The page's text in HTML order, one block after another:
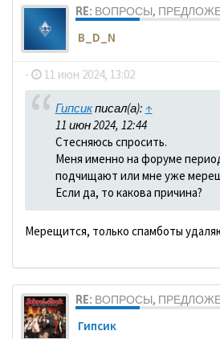
RE: ВОПРОСЫ,
B_D_N
- 11 июн 2024, 13:02
Гипсикписал(а): ↑
11 июн 2024, 12:44
Стесняюсь спросить.
Меня именно на форуме
подчищают или мне уже
Если да, то какова причина?
Мерещится, только спамботы
RE: ВОПРОСЫ,
Гипсик